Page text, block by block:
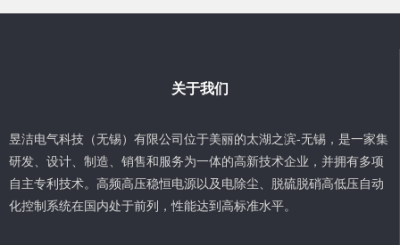
关于我们
昱洁电气科技（无锡）有限公司位于美丽的太湖之滨-无锡，是一家集
研发、设计、制造、销售和服务为一体的高新技术企业，并拥有多项
自主专利技术。高频高压稳恒电源以及电除尘、脱硫脱硝高低压自动
化控制系统在国内处于前列，性能达到高标准水平。